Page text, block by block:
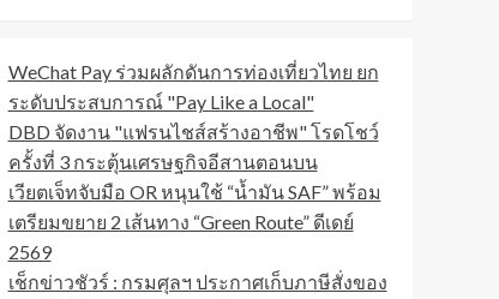
WeChat Pay ร่วมผลักดันการท่องเที่ยวไทย ยก
ระดับประสบการณ์ "Pay Like a Local"
DBD จัดงาน "แฟรนไชส์สร้างอาชีพ" โรดโชว์
ครั้งที่ 3 กระตุ้นเศรษฐกิจอีสานตอนบน
เวียตเจ็ทจับมือ OR หนุนใช้ “น้ำมัน SAF” พร้อม
เตรียมขยาย 2 เส้นทาง “Green Route” ดีเดย์
2569
เช็กข่าวชัวร์ : กรมศุลฯ ประกาศเก็บภาษีสั่งของ